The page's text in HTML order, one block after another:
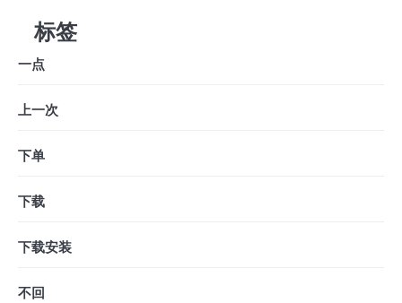
标签
一点
上一次
下单
下载
下载安装
不回